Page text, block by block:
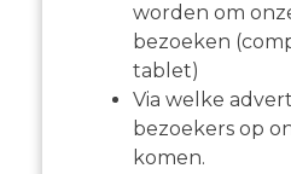
worden om
bezoeken
tablet)
Via welke
bezoekers op
komen.